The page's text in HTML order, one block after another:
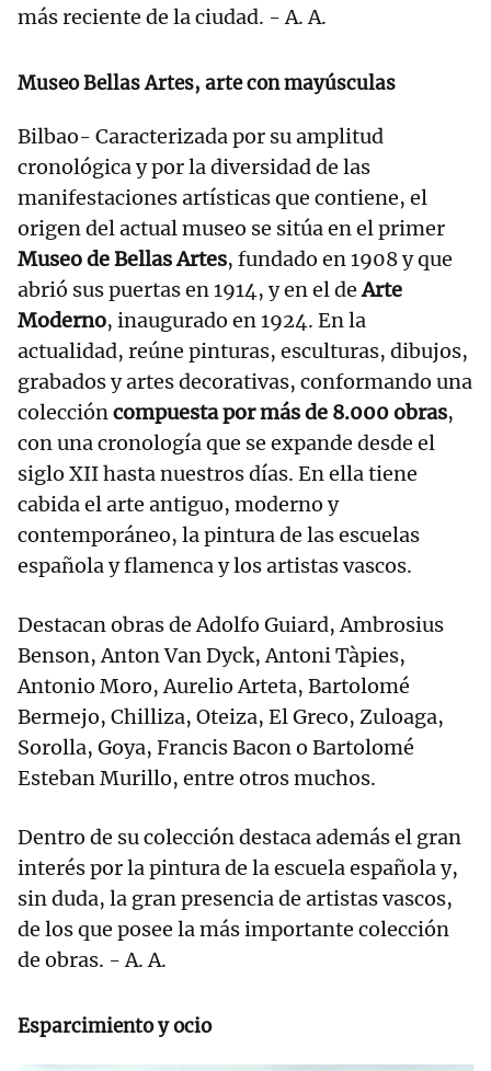
más reciente de la ciudad. - A. A.
Museo Bellas Artes, arte con mayúsculas
Bilbao- Caracterizada por su amplitud
cronológica y por la diversidad de las
manifestaciones artísticas que contiene, el
origen del actual museo se sitúa en el primer
Museo de Bellas Artes, fundado en 1908 y que
abrió sus puertas en 1914, y en el deArte
Moderno, inaugurado en 1924. En la
actualidad, reúne pinturas, esculturas, dibujos,
grabados y artes decorativas, conformando una
coleccióncompuesta por más de 8.000 obras,
con una cronología que se expande desde el
siglo XII hasta nuestros días. En ella tiene
cabida el arte antiguo, moderno y
contemporáneo, la pintura de las escuelas
española y flamenca y los artistas vascos.
Destacan obras de Adolfo Guiard, Ambrosius
Benson, Anton Van Dyck, Antoni Tàpies,
Antonio Moro, Aurelio Arteta, Bartolomé
Bermejo, Chilliza, Oteiza, El Greco, Zuloaga,
Sorolla, Goya, Francis Bacon o Bartolomé
Esteban Murillo, entre otros muchos.
Dentro de su colección destaca además el gran
interés por la pintura de la escuela española y,
sin duda, la gran presencia de artistas vascos,
de los que posee la más importante colección
de obras. - A. A.
Esparcimiento y ocio